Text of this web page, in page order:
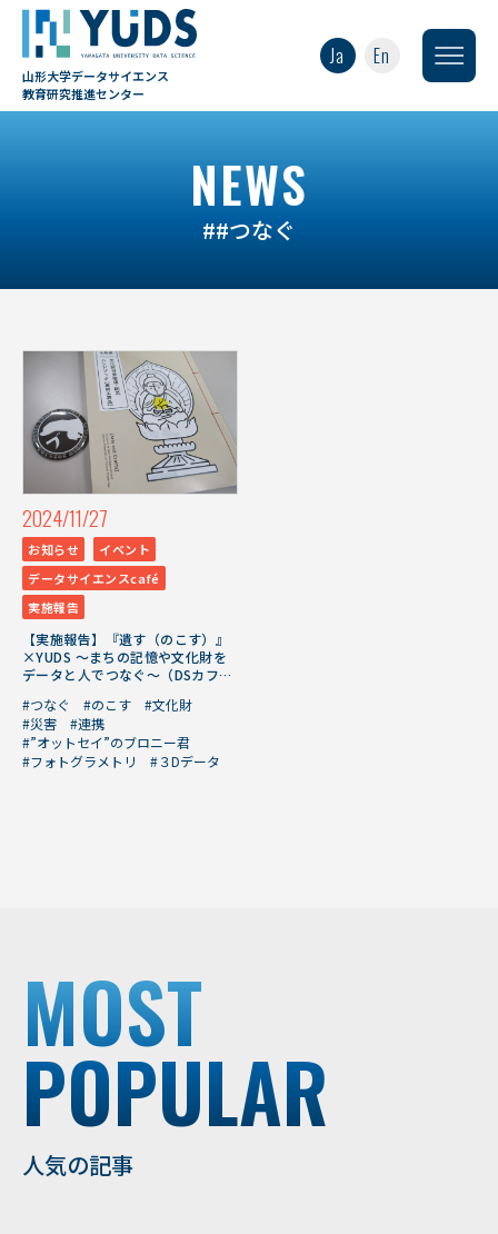
山形大学データサイエンス
教育研究推進センター
Ja En
NEWS
##つなぐ
2024/11/27
お知らせ
イベント
データサイエンスcafé
実施報告
【実施報告】『遺す（のこす）』
×YUDS ～まちの記憶や文化財を
データと人でつなぐ～（DSカフ
#つなぐ #のこす
#文化財
#災害
#連携
#”オットセイ”のブロニー君
#フォトグラメトリ
#３Dデータ
MOST
POPULAR
人気の記事